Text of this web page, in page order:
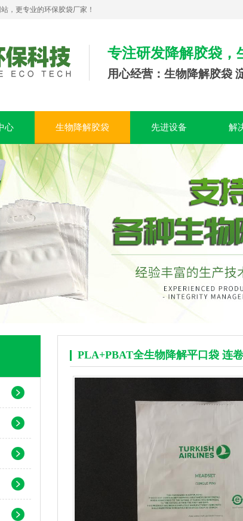
，更专业的环保胶袋厂家！
专注研发降解胶袋，
用心经营：生物降解胶袋
心 生物降解胶袋 先进设备 解
可堆肥生物降解服装手挽袋 环保购物手提袋按需定制印刷
pla+pbat全生物降解奶茶打包袋 手提袋外卖包装
PLA+PBAT全生物降解平口袋 连